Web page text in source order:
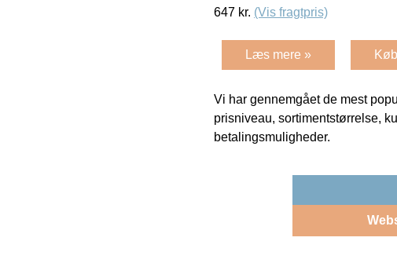
647 kr. (Vis fragtpris)
Læs mere »
Vi har gennemgået de mest
prisniveau, sortimentstørrelse,
betalingsmuligheder.